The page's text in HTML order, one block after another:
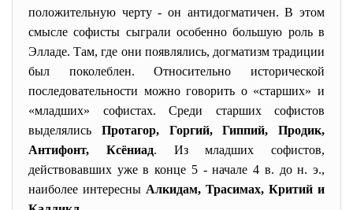
положительную черту- он антидогматичен. В этом
смысле софисты сыграли особенно большую роль в
Элладе. Там, где они появлялись, догматизм традиции
был поколеблен. Относительно исторической
последовательности можно говорить о «старших» и
«младших» софистах. Среди старших софистов
выделялись Протагор, Горгий, Гиппий, Продик,
Антифонт, Ксёниад. Из младших софистов,
действовавших уже в конце 5 - начале 4 в. до н. э.,
наиболее интересны Алкидам, Трасимах, Критий и